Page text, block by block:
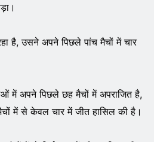
है, उसने अपने पिछले पांच मैचों में चार
में अपने पिछले छह मैचों में अपराजित है,
में से केवल चार में जीत हासिल की है।